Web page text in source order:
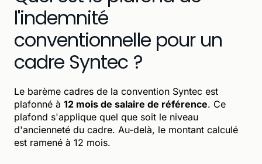
l'indemnité
conventionnelle pour un
cadre Syntec ?
Le barème cadres de la convention Syntec est
plafonné à 12 mois de salaire de référence. Ce
plafond s'applique quel que soit le niveau
d'ancienneté du cadre. Au-delà, le montant calculé
est ramené à 12 mois.